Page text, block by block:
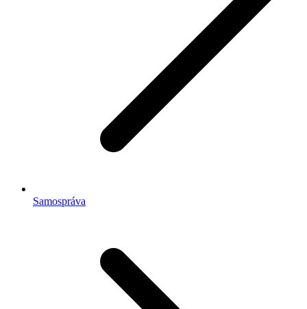
Samospráva